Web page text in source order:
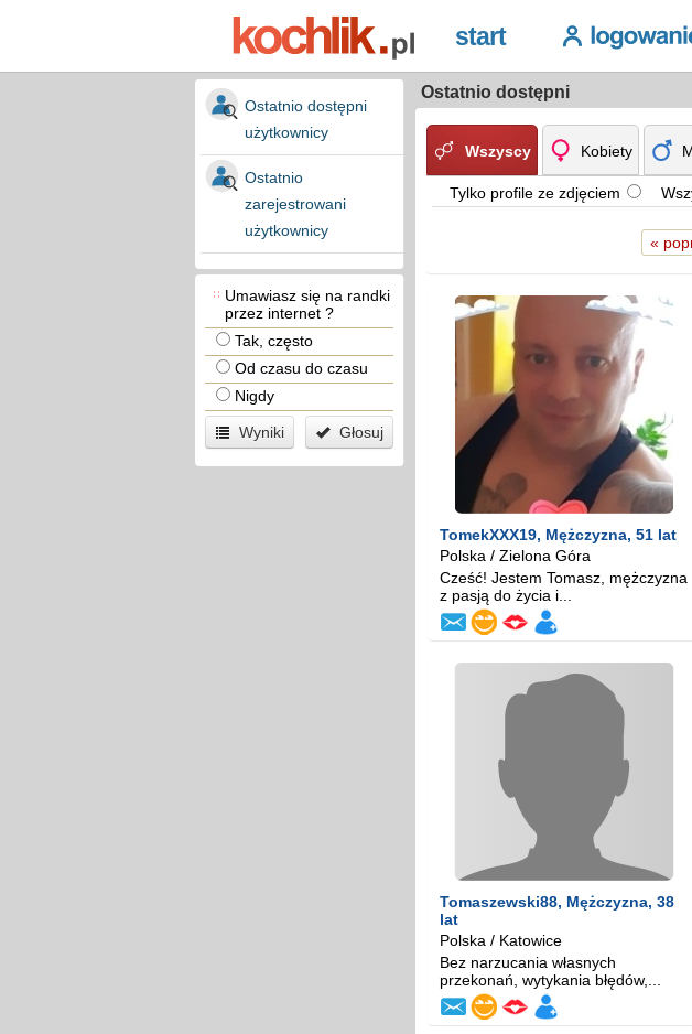
Ostatnio dostępni
użytkownicy
Ostatnio
zarejestrowani
użytkownicy
Umawiasz się na randki
przez internet ?
Tak, często
Od czasu do czasu
Nigdy
Wyniki Głosuj
Ostatnio dostępni
Wszyscy Kobiety
Tylko profile ze zdjęciem
«
TomekXXX19, Mężczyzna, 51 lat
Polska / Zielona Góra
Cześć! Jestem Tomasz, mężczyzna
z pasją do życia i...
Tomaszewski88, Mężczyzna, 38
lat
Polska / Katowice
Bez narzucania własnych
przekonań, wytykania błędów,...